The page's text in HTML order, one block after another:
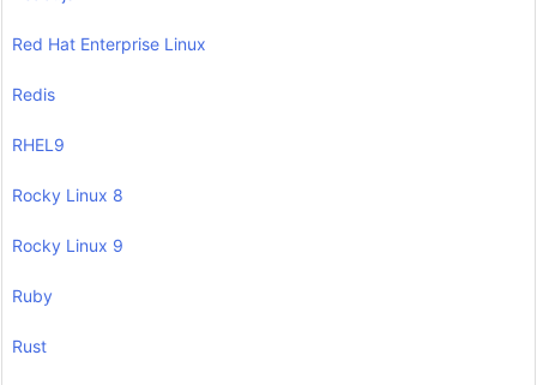
Red Hat Enterprise Linux
Redis
RHEL9
Rocky Linux 8
Rocky Linux 9
Ruby
Rust